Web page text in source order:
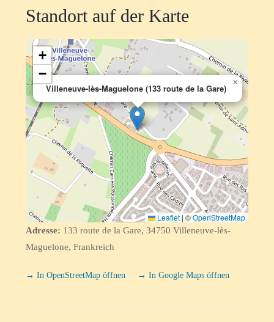
Standort auf der Karte
Villeneuve-lès-Maguelone (133 route de la Gare)
×
+
−
Leaflet | ©OpenStreetMap
Adresse: 133 route de la Gare, 34750 Villeneuve-lès-
Maguelone, Frankreich
→ In OpenStreetMap öffnen → In Google Maps öffnen